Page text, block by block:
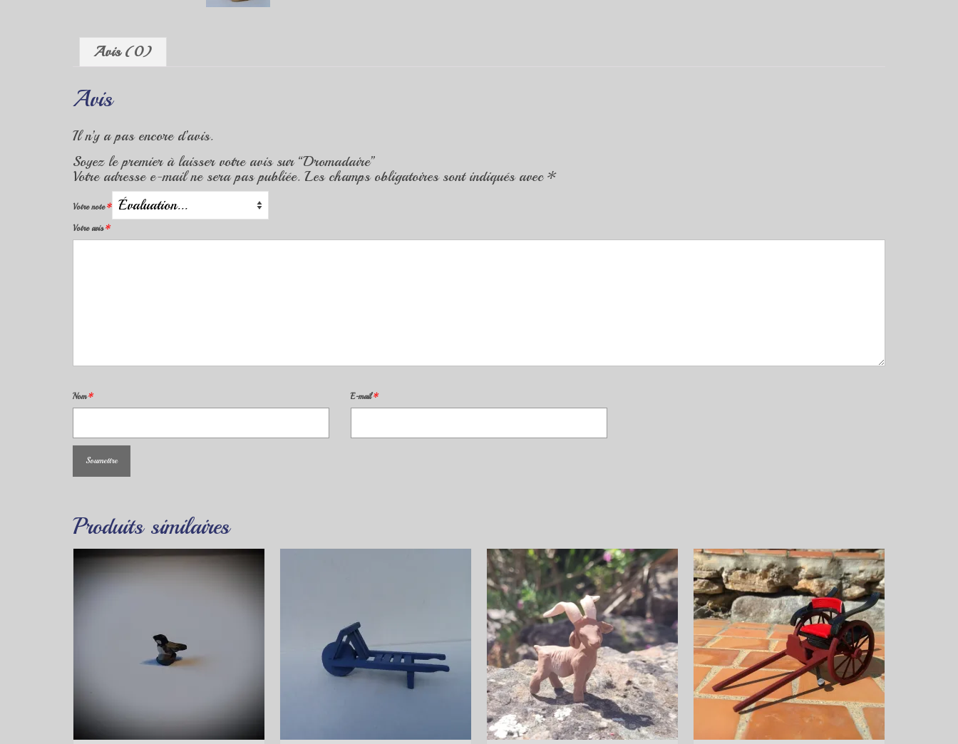
Avis (0)
Avis
Il n’y a pas encore d’avis.
Soyez le premier à laisser votre avis sur “Dromadaire”
Votre adresse e-mail ne sera pas publiée. Les champs obligatoires sont indiqués avec *
Votre note*
Votre avis*
Nom* E-mail*
Produits similaires